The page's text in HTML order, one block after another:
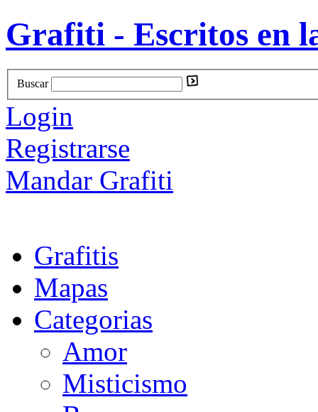
Grafiti - Escritos en
Buscar
Login
Registrarse
Mandar Grafiti
Grafitis
Mapas
Categorias
Amor
Misticismo